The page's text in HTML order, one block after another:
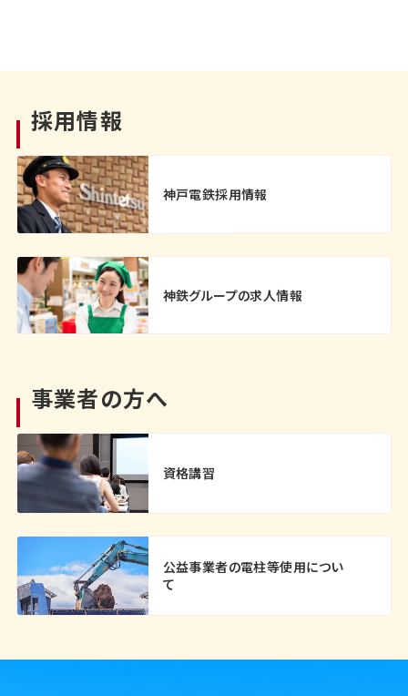
採用情報
神戸電鉄採用情報
神鉄グループの求人情報
事業者の方へ
資格講習
公益事業者の電柱等使用につい
て